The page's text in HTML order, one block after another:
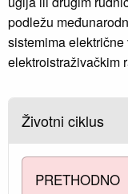
podležu
sistemima
elektroistraživačkim
Životni ciklus
PRETHODNO